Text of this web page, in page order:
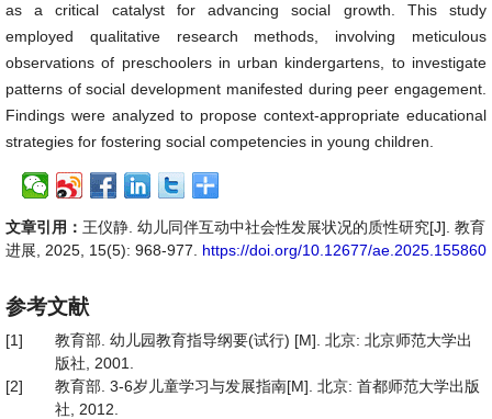
as a critical catalyst for advancing social growth. This study
employed qualitative research methods, involving meticulous
observations of preschoolers in urban kindergartens, to investigate
patterns of social development manifested during peer engagement.
Findings were analyzed to propose context-appropriate educational
strategies for fostering social competencies in young children.
文章引用： 王仪静. 幼儿同伴互动中社会性发展状况的质性研究[J]. 教育
进展, 2025, 15(5): 968-977. https://doi.org/10.12677/ae.2025.155860
参考文献
[1]
教育部. 幼儿园教育指导纲要(试行) [M]. 北京: 北京师范大学出
版社, 2001.
[2]
教育部. 3-6岁儿童学习与发展指南[M]. 北京: 首都师范大学出版
社, 2012.